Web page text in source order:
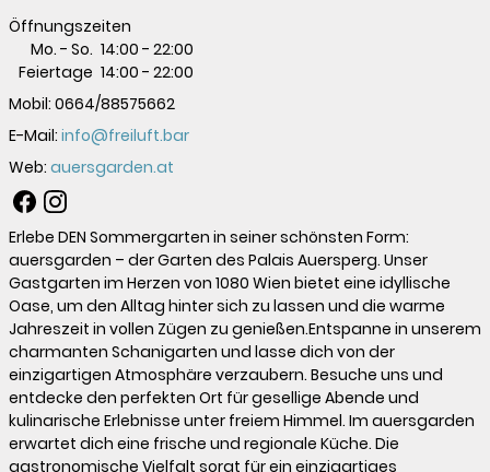
Öffnungszeiten
Mo. - So. 14:00 - 22:00
Feiertage 14:00 - 22:00
Mobil: 0664/88575662
E-Mail: info@freiluft.bar
Web: auersgarden.at
Erlebe DEN Sommergarten in seiner schönsten Form:
auersgarden – der Garten des Palais Auersperg. Unser
Gastgarten im Herzen von 1080 Wien bietet eine idyllische
Oase, um den Alltag hinter sich zu lassen und die warme
Jahreszeit in vollen Zügen zu genießen.Entspanne in unserem
charmanten Schanigarten und lasse dich von der
einzigartigen Atmosphäre verzaubern. Besuche uns und
entdecke den perfekten Ort für gesellige Abende und
kulinarische Erlebnisse unter freiem Himmel. Im auersgarden
erwartet dich eine frische und regionale Küche. Die
gastronomische Vielfalt sorgt für ein einzigartiges